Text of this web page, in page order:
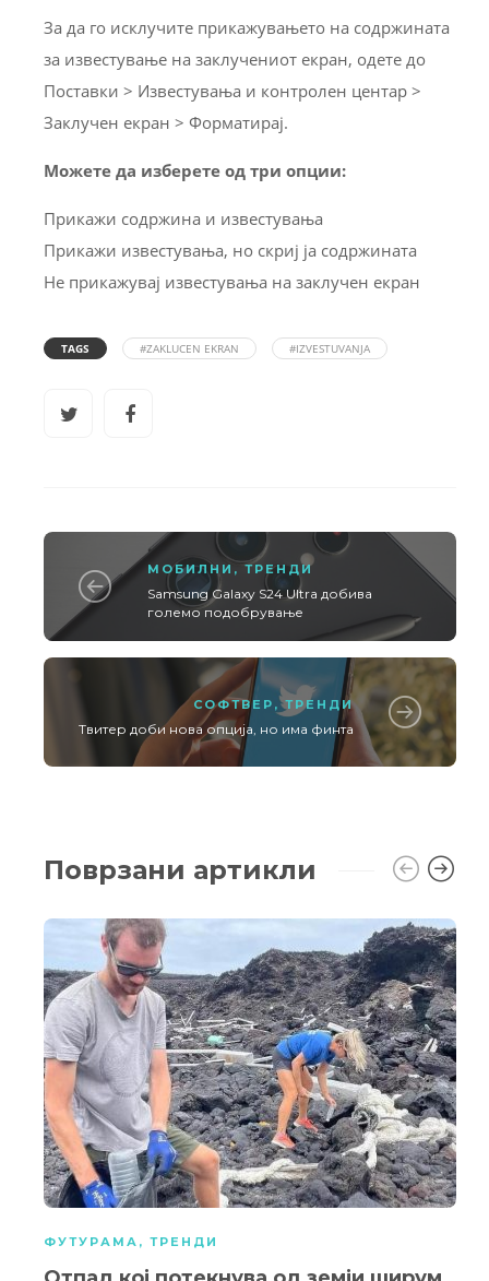
За да го исклучите прикажувањето на содржината
за известување на заклучениот екран, одете до
Поставки > Известувања и контролен центар >
Заклучен екран > Форматирај.
Можете да изберете од три опции:
Прикажи содржина и известувања
Прикажи известувања, но скриј ја содржината
Не прикажувај известувања на заклучен екран
TAGS #ZAKLUCEN EKRAN #IZVESTUVANJA
МОБИЛНИ , ТРЕНДИ
Samsung Galaxy S24 Ultra добива
големо подобрување
СОФТВЕР ,ТРЕНДИ
Твитер доби нова опција, но има финта
Поврзани артикли
ФУТУРАМА , ТРЕНДИ